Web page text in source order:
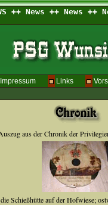
Impressum Links
aus der Chronik der
Schießhütte auf der Hofwiese;